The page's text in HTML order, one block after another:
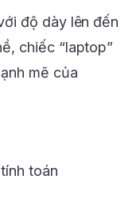
độ dày lên đến
chiếc “laptop”
mẽ của
toán